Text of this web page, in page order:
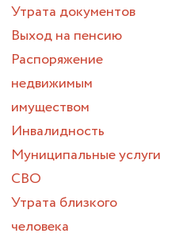
Утрата документов
Выход на пенсию
Распоряжение
недвижимым
имуществом
Инвалидность
Муниципальные услуги
СВО
Утрата близкого
человека